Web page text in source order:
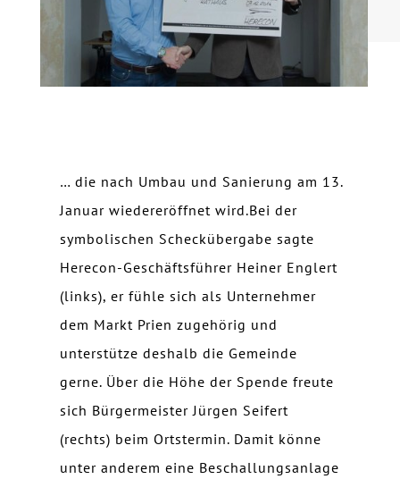
… die nach Umbau und Sanierung am 13.
Januar wiedereröffnet wird.Bei der
symbolischen Scheckübergabe sagte
Herecon-Geschäftsführer Heiner Englert
(links), er fühle sich als Unternehmer
dem Markt Prien zugehörig und
unterstütze deshalb die Gemeinde
gerne. Über die Höhe der Spende freute
sich Bürgermeister Jürgen Seifert
(rechts) beim Ortstermin. Damit könne
unter anderem eine Beschallungsanlage